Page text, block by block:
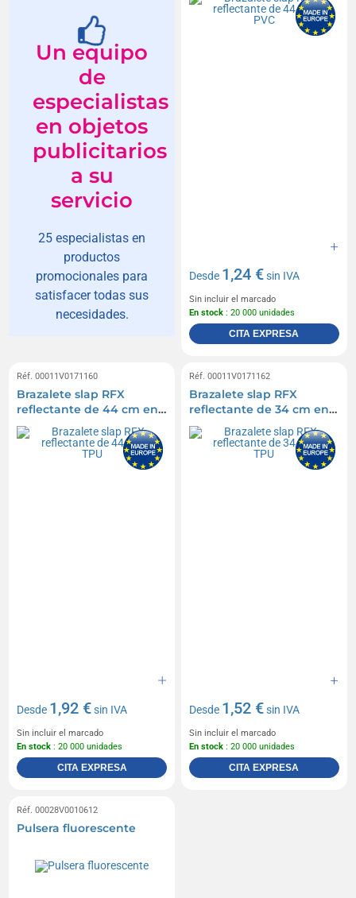
Un equipo
de
especialistas
en objetos
publicitarios
a su
servicio
25 especialistas en
productos
promocionales para
satisfacer todas sus
necesidades.
Desde 1,24 €sin IVA
Sin incluir el marcado
En stock : 20 000 unidades
CITA EXPRESA
Réf. 00011V0171160
Brazalete slap RFX
reflectante de 44 cm en
TPU
Desde 1,92 €sin IVA
Sin incluir el marcado
En stock : 20 000 unidades
CITA EXPRESA
Réf. 00011V0171162
Brazalete slap RFX
reflectante de 34 cm en
TPU
Desde 1,52 €sin IVA
Sin incluir el marcado
En stock : 20 000 unidades
CITA EXPRESA
Réf. 00028V0010612
Pulsera fluorescente